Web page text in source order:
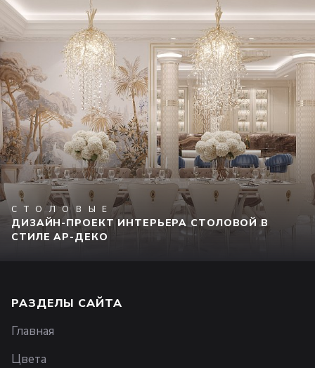
СТОЛОВЫЕ
ДИЗАЙН-ПРОЕКТ ИНТЕРЬЕРА СТОЛОВОЙ В
СТИЛЕ АР-ДЕКО
РАЗДЕЛЫ САЙТА
Главная
Цвета